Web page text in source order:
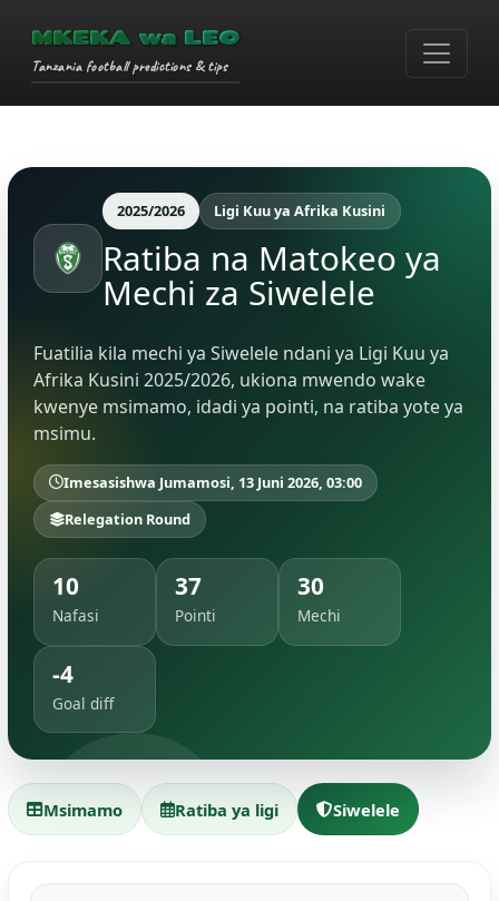
MKEKA wa LEO
Tanzania football predictions & tips
2025/2026 Ligi Kuu ya Afrika Kusini
Ratiba na Matokeo ya
Mechi za Siwelele
Fuatilia kila mechi ya Siwelele ndani ya Ligi Kuu ya
Afrika Kusini 2025/2026, ukiona mwendo wake
kwenye msimamo, idadi ya pointi, na ratiba yote ya
msimu.
Imesasishwa Jumamosi, 13 Juni 2026, 03:00
Relegation Round
10
Nafasi
37
Pointi
30
Mechi
-4
Goal diff
Msimamo Ratiba ya ligi Siwelele